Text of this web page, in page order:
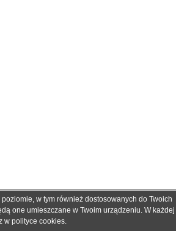
w celach informacyjnych dla określenia
które jednak nie mogą być podstawą roszczeń.
decyzji o zakupie.
w tym również dostosowanych do Twoich
one umieszczane w Twoim urządzeniu. W każdej
w polityce cookies.